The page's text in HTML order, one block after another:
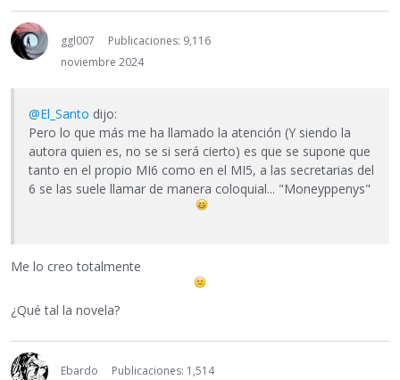
ggl007
Publicaciones: 9,116
noviembre 2024
@El_Santo dijo:
Pero lo que más me ha llamado la atención (Y siendo la
autora quien es, no se si será cierto) es que se supone que
tanto en el propio MI6 como en el MI5, a las secretarias del
6 se las suele llamar de manera coloquial... "Moneyppenys"
Me lo creo totalmente
¿Qué tal la novela?
Ebardo
Publicaciones: 1,514